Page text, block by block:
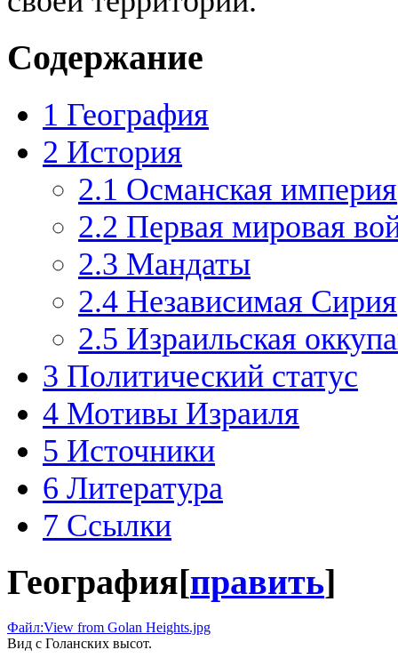
Содержание
1 География
2 История
2.1 Османская империя
2.2 Первая мировая
2.3 Мандаты
2.4 Независимая Сирия
2.5 Израильская
3 Политический статус
4 Мотивы Израиля
5 Источники
6 Литература
7 Ссылки
География[править]
Файл:View from Golan Heights.jpg
Вид с Голанских высот.